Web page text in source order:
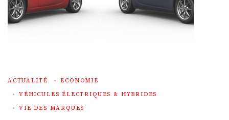
ACTUALITÉ
ECONOMIE
VÉHICULES ÉLECTRIQUES & HYBRIDES
VIE DES MARQUES